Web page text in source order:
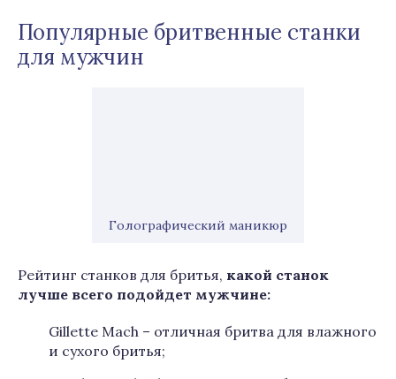
Популярные бритвенные станки
для мужчин
Голографический маникюр
Рейтинг станков для бритья, какой станок
лучше всего подойдет мужчине:
Gillette Mach – отличная бритва для влажного
и сухого бритья;